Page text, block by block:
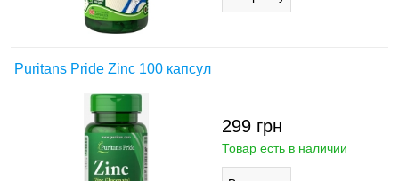
Puritans Pride Zinc 100 капсул
299 грн
Товар есть в наличии